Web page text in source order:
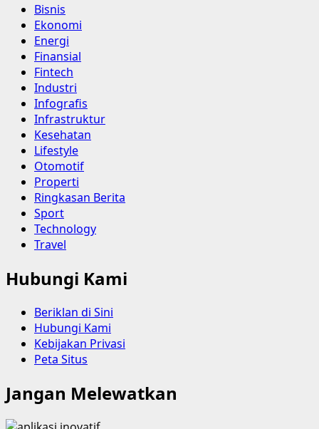
Bisnis
Ekonomi
Energi
Finansial
Fintech
Industri
Infografis
Infrastruktur
Kesehatan
Lifestyle
Otomotif
Properti
Ringkasan Berita
Sport
Technology
Travel
Hubungi Kami
Beriklan di Sini
Hubungi Kami
Kebijakan Privasi
Peta Situs
Jangan Melewatkan